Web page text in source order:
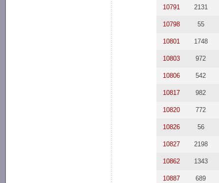
10791 2131
10798 55
10801 1748
10803 972
10806 542
10817 982
10820 772
10826 56
10827 2198
10862 1343
10887 689